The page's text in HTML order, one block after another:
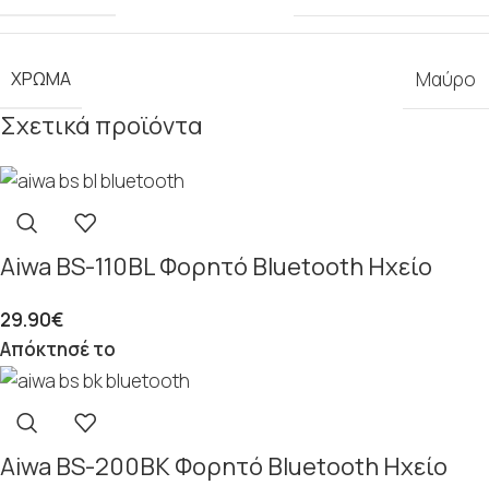
ΧΡΏΜΑ Μαύρο
Σχετικά προϊόντα
Aiwa BS-110BL Φορητό Bluetooth Ηχείο
29.90€
Απόκτησέ το
Aiwa BS-200BK Φορητό Bluetooth Ηχείο